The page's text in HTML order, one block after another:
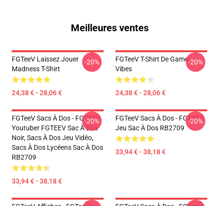
Meilleures ventes
FGTeeV Laissez Jouer
Madness T-Shirt
24,38 € - 28,06 €
-20%
FGTeeV T-Shirt De Gamer
Vibes
24,38 € - 28,06 €
-20%
FGTeeV Sacs À Dos - FGTEEV.
Youtuber FGTEEV Sac À Dos
Noir, Sacs À Dos Jeu Vidéo,
Sacs À Dos Lycéens Sac À Dos
RB2709
33,94 € - 38,18 €
-20%
FGTeeV Sacs À Dos - FGTEEV
Jeu Sac À Dos RB2709
33,94 € - 38,18 €
-20%